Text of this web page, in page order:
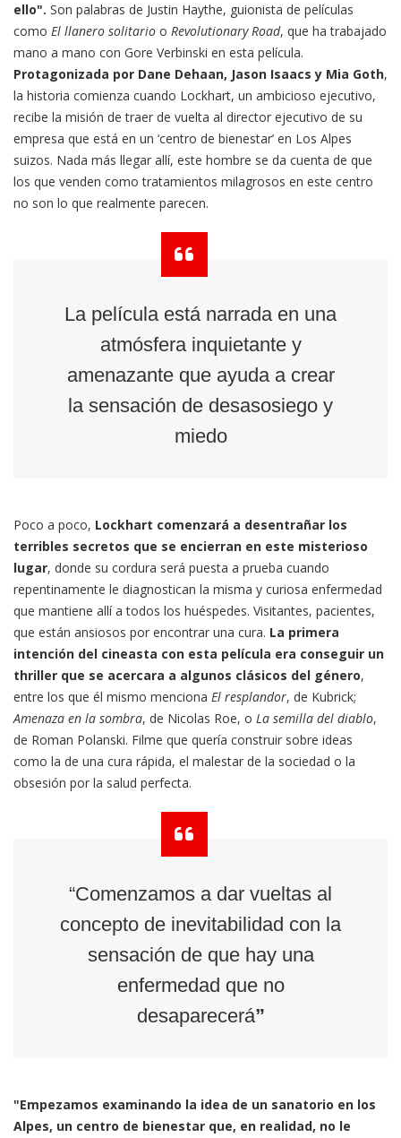
ello". Son palabras de Justin Haythe, guionista de películas
como El llanero solitario o Revolutionary Road, que ha trabajado
mano a mano con Gore Verbinski en esta película.
Protagonizada por Dane Dehaan, Jason Isaacs y Mia Goth,
la historia comienza cuando Lockhart, un ambicioso ejecutivo,
recibe la misión de traer de vuelta al director ejecutivo de su
empresa que está en un ‘centro de bienestar’ en Los Alpes
suizos. Nada más llegar allí, este hombre se da cuenta de que
los que venden como tratamientos milagrosos en este centro
no son lo que realmente parecen.
La película está narrada en una
atmósfera inquietante y
amenazante que ayuda a crear
la sensación de desasosiego y
miedo
Poco a poco, Lockhart comenzará a desentrañar los
terribles secretos que se encierran en este misterioso
lugar, donde su cordura será puesta a prueba cuando
repentinamente le diagnostican la misma y curiosa enfermedad
que mantiene allí a todos los huéspedes. Visitantes, pacientes,
que están ansiosos por encontrar una cura. La primera
intención del cineasta con esta película era conseguir un
thriller que se acercara a algunos clásicos del género,
entre los que él mismo menciona El resplandor, de Kubrick;
Amenaza en la sombra, de Nicolas Roe, o La semilla del diablo,
de Roman Polanski. Filme que quería construir sobre ideas
como la de una cura rápida, el malestar de la sociedad o la
obsesión por la salud perfecta.
“Comenzamos a dar vueltas al
concepto de inevitabilidad con la
sensación de que hay una
enfermedad que no
desaparecerá”
"Empezamos examinando la idea de un sanatorio en los
Alpes, un centro de bienestar que, en realidad, no le